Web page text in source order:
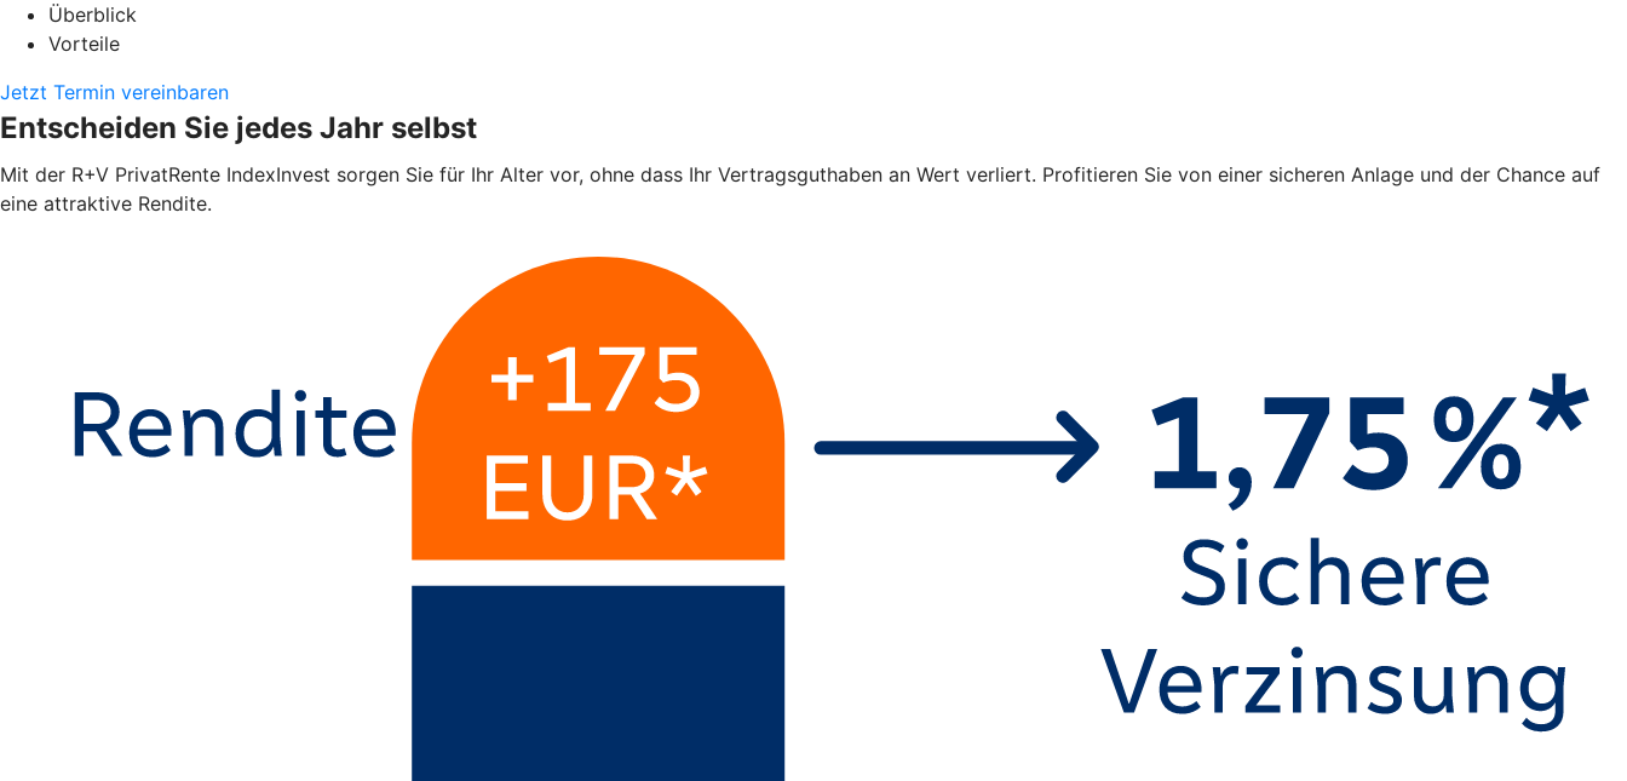
Überblick
Vorteile
Jetzt Termin vereinbaren
Entscheiden Sie jedes Jahr selbst
Mit der R+V PrivatRente IndexInvest sorgen Sie für Ihr Alter vor, ohne dass Ihr Vertragsguthaben an Wert verliert. Profitieren Sie von einer sicheren Anlage und der Chance auf
eine attraktive Rendite.